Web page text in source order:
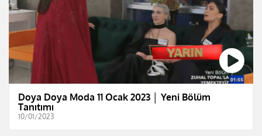
Doya Doya Moda 11 Ocak 2023 │ Yeni Bölüm
Tanıtımı
10/01/2023